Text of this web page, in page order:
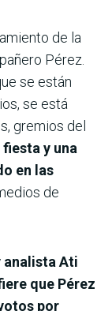
de la
Pérez.
se están
se está
gremios del
y una
en las
de
analista Ati
que Pérez
por